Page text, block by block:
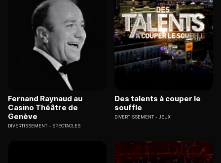
Fernand Raynaud au
Casino Théâtre de
Genève
DIVERTISSEMENT SPECTACLES
Des talents à couper le
souffle
DIVERTISSEMENT JEUX